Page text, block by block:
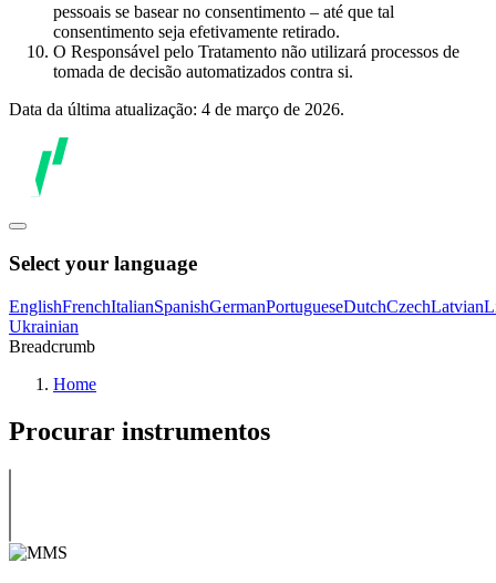
pessoais se basear no consentimento – até que tal
consentimento seja efetivamente retirado.
O Responsável pelo Tratamento não utilizará processos de
tomada de decisão automatizados contra si.
Data da última atualização: 4 de março de 2026.
Select your language
EnglishFrenchItalianSpanishGermanPortugueseDutchCzechLatvian
Ukrainian
Breadcrumb
Home
Procurar instrumentos